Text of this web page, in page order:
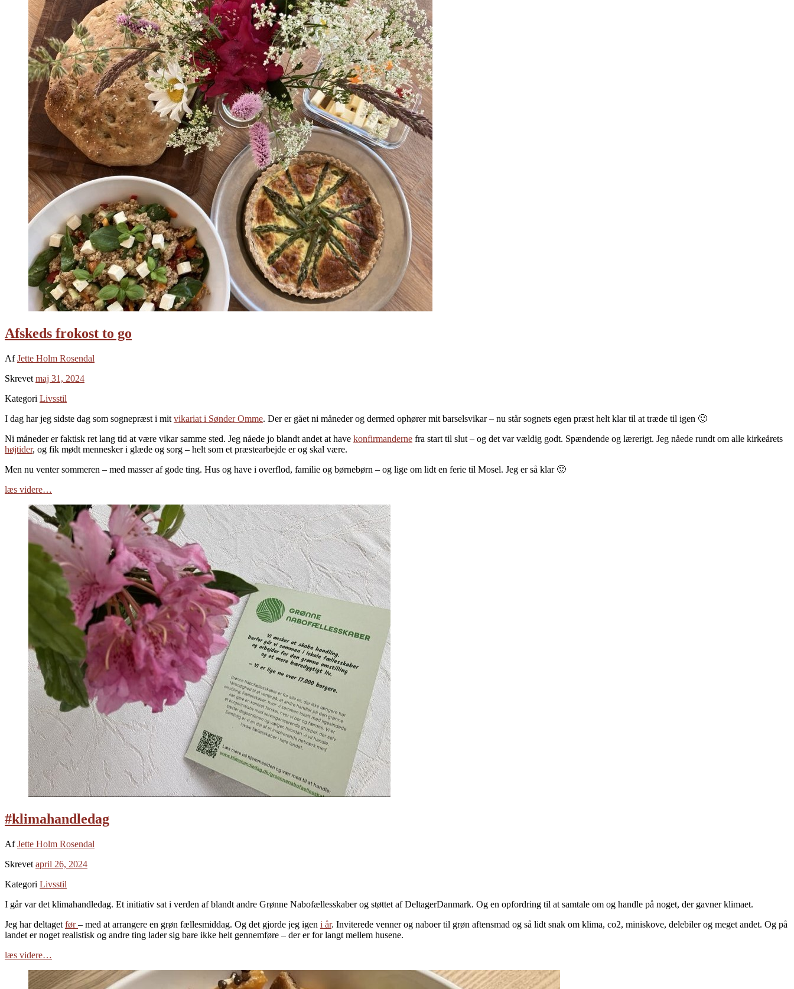
Afskeds frokost to go
AfJette Holm Rosendal
Skrevet maj 31, 2024
Kategori Livsstil
I dag har jeg sidste dag som sognepræst i mit vikariat i Sønder Omme. Der er gået ni måneder og dermed ophører mit barselsvikar – nu står sognets egen præst helt klar til at træde til igen 🙂
Ni måneder er faktisk ret lang tid at være vikar samme sted. Jeg nåede jo blandt andet at have konfirmanderne fra start til slut – og det var vældig godt. Spændende og lærerigt. Jeg nåede rundt om alle kirkeårets
højtider, og fik mødt mennesker i glæde og sorg – helt som et præstearbejde er og skal være.
Men nu venter sommeren – med masser af gode ting. Hus og have i overflod, familie og børnebørn – og lige om lidt en ferie til Mosel. Jeg er så klar 🙂
læs videre…
#klimahandledag
AfJette Holm Rosendal
Skrevet april 26, 2024
Kategori Livsstil
I går var det klimahandledag. Et initiativ sat i verden af blandt andre Grønne Nabofællesskaber og støttet af DeltagerDanmark. Og en opfordring til at samtale om og handle på noget, der gavner klimaet.
Jeg har deltaget før– med at arrangere en grøn fællesmiddag. Og det gjorde jeg igen i år. Inviterede venner og naboer til grøn aftensmad og så lidt snak om klima, co2, miniskove, delebiler og meget andet. Og på
landet er noget realistisk og andre ting lader sig bare ikke helt gennemføre – der er for langt mellem husene.
læs videre…